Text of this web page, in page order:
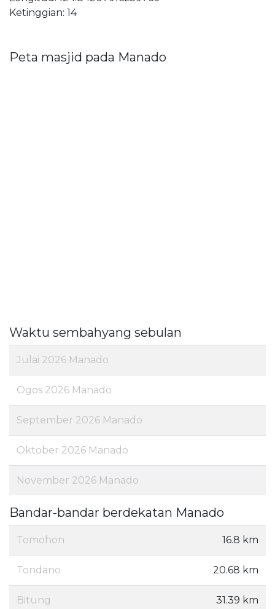
Ketinggian: 14
Peta masjid pada Manado
Waktu sembahyang sebulan
Julai 2026 Manado
Ogos 2026 Manado
September 2026 Manado
Oktober 2026 Manado
November 2026 Manado
Bandar-bandar berdekatan Manado
Tomohon 16.8 km
Tondano 20.68 km
Bitung 31.39 km